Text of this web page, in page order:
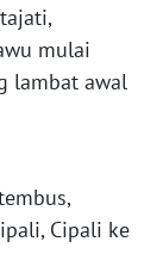
mulai
lambat awal
Cipali ke